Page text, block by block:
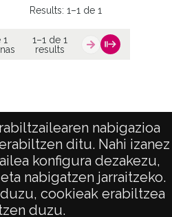
nabigazioa
ditu. Nahi izanez
konfigura dezakezu,
nabigatzen jarraitzeko.
cookieak erabiltzea
duzu.
Results:1–1 de 1
1–1 de 1
results
1
1–1 de 1
results